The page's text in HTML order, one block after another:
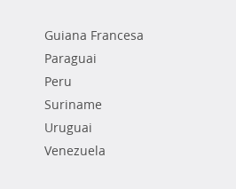
Guiana Francesa
Paraguai
Peru
Suriname
Uruguai
Venezuela